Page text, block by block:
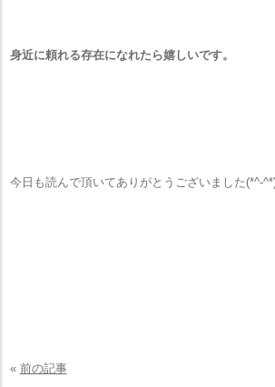
身近に頼れる存在になれたら嬉しいです。
今日も読んで頂いてありがとうございました(*^-
« 前の記事